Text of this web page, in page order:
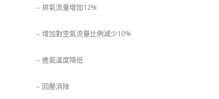
– 排氣流量增加12%
– 增加對空氣流量比例減少10%
– 進氣溫度降低
– 回壓消除